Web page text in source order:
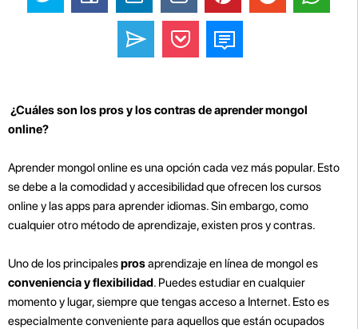
¿Cuáles son los pros y los contras de aprender mongol
online?
Aprender mongol online es una opción cada vez más popular. Esto
se debe a la comodidad y accesibilidad que ofrecen los cursos
online y las apps para aprender idiomas. Sin embargo, como
cualquier otro método de aprendizaje, existen pros y contras.
Uno de los principalesprosaprendizaje en línea de mongol es
conveniencia y flexibilidad. Puedes estudiar en cualquier
momento y lugar, siempre que tengas acceso a Internet. Esto es
especialmente conveniente para aquellos que están ocupados